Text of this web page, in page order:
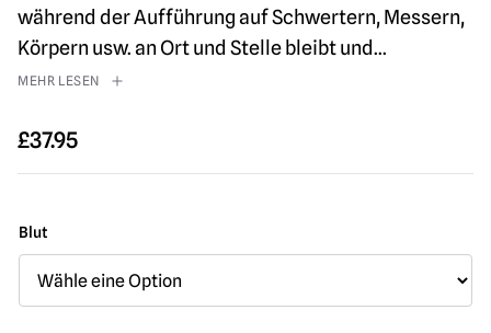
während der Aufführung auf Schwertern, Messern,
Körpern usw. an Ort und Stelle bleibt und...
MEHR LESEN
£37.95
Blut